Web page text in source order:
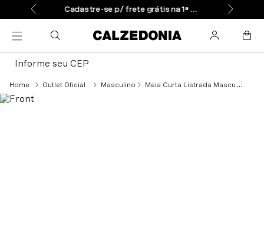
Cadastre-se p/ frete grátis na 1ª compra
Informe seu CEP
Outlet Oficial Masculino Meia Curta Listrada Masculina - Preto